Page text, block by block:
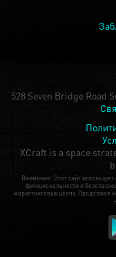
528 Seven Bridge Road
XCraft is a space
Внимание: Этот сайт
функциональности и
маркетинговых целях. Продолжая